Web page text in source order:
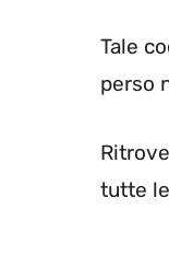
Tale
perso
tutte